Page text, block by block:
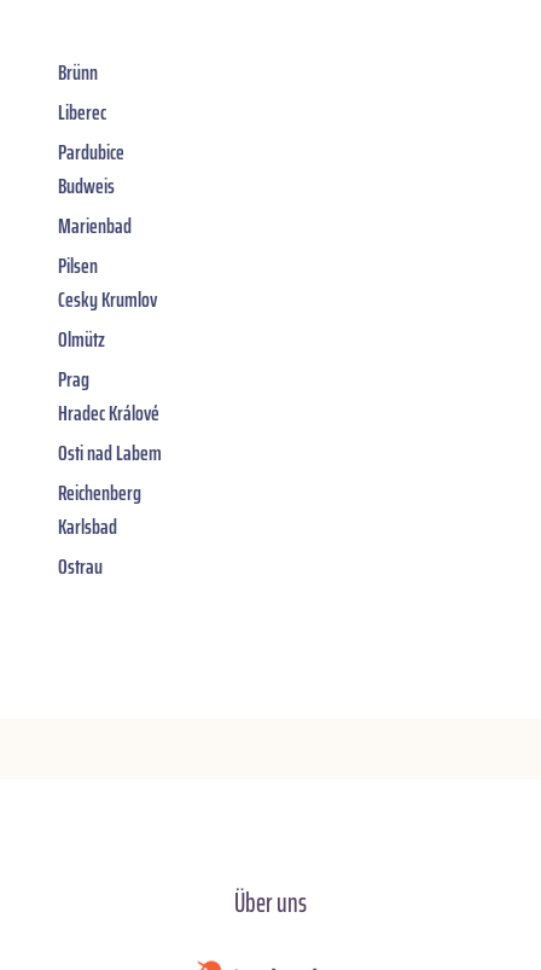
Brünn
Liberec
Pardubice
Budweis
Marienbad
Pilsen
Cesky Krumlov
Olmütz
Prag
Hradec Králové
Osti nad Labem
Reichenberg
Karlsbad
Ostrau
Über uns